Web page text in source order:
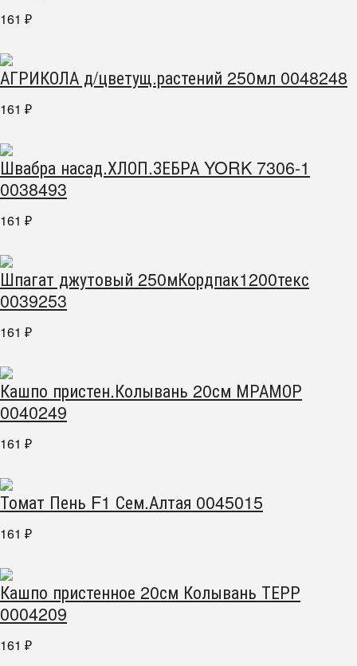
161 ₽
АГРИКОЛА д/цветущ.растений 250мл 0048248
161 ₽
Швабра насад.ХЛОП.ЗЕБРА YORK 7306-1
0038493
161 ₽
Шпагат джутовый 250мКордпак1200текс
0039253
161 ₽
Кашпо пристен.Колывань 20см МРАМОР
0040249
161 ₽
Томат Пень F1 Сем.Алтая 0045015
161 ₽
Кашпо пристенное 20см Колывань ТЕРР
0004209
161 ₽